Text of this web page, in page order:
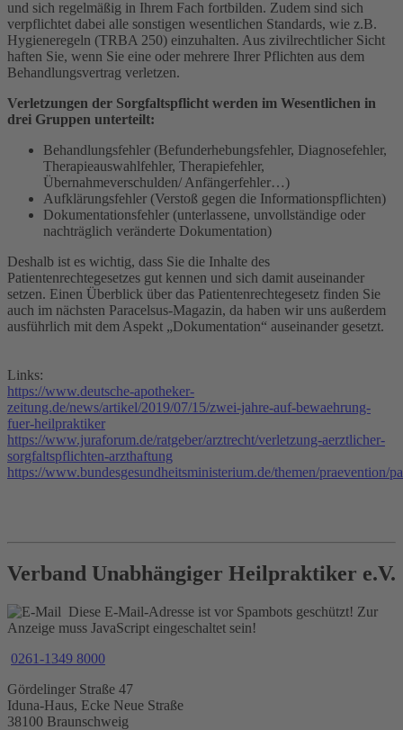
und sich regelmäßig in Ihrem Fach fortbilden. Zudem sind sich
verpflichtet dabei alle sonstigen wesentlichen Standards, wie z.B.
Hygieneregeln (TRBA 250) einzuhalten. Aus zivilrechtlicher Sicht
haften Sie, wenn Sie eine oder mehrere Ihrer Pflichten aus dem
Behandlungsvertrag verletzen.
Verletzungen der Sorgfaltspflicht werden im Wesentlichen in
drei Gruppen unterteilt:
Behandlungsfehler (Befunderhebungsfehler, Diagnosefehler,
Therapieauswahlfehler, Therapiefehler,
Übernahmeverschulden/ Anfängerfehler…)
Aufklärungsfehler (Verstoß gegen die Informationspflichten)
Dokumentationsfehler (unterlassene, unvollständige oder
nachträglich veränderte Dokumentation)
Deshalb ist es wichtig, dass Sie die Inhalte des
Patientenrechtegesetzes gut kennen und sich damit auseinander
setzen. Einen Überblick über das Patientenrechtegesetz finden Sie
auch im nächsten Paracelsus-Magazin, da haben wir uns außerdem
ausführlich mit dem Aspekt „Dokumentation“ auseinander gesetzt.
Links:
https://www.deutsche-apotheker-
zeitung.de/news/artikel/2019/07/15/zwei-jahre-auf-bewaehrung-
fuer-heilpraktiker
https://www.juraforum.de/ratgeber/arztrecht/verletzung-aerztlicher-
sorgfaltspflichten-arzthaftung
https://www.bundesgesundheitsministerium.de/themen/praevention/
Verband Unabhängiger Heilpraktiker e.V.
Diese E-Mail-Adresse ist vor Spambots geschützt! Zur
Anzeige muss JavaScript eingeschaltet sein!
0261-1349 8000
Gördelinger Straße 47
Iduna-Haus, Ecke Neue Straße
38100 Braunschweig